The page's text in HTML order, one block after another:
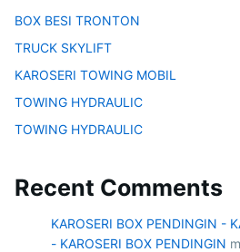
BOX BESI TRONTON
TRUCK SKYLIFT
KAROSERI TOWING MOBIL
TOWING HYDRAULIC
TOWING HYDRAULIC
Recent Comments
KAROSERI BOX PENDINGIN -
- KAROSERI BOX PENDINGIN